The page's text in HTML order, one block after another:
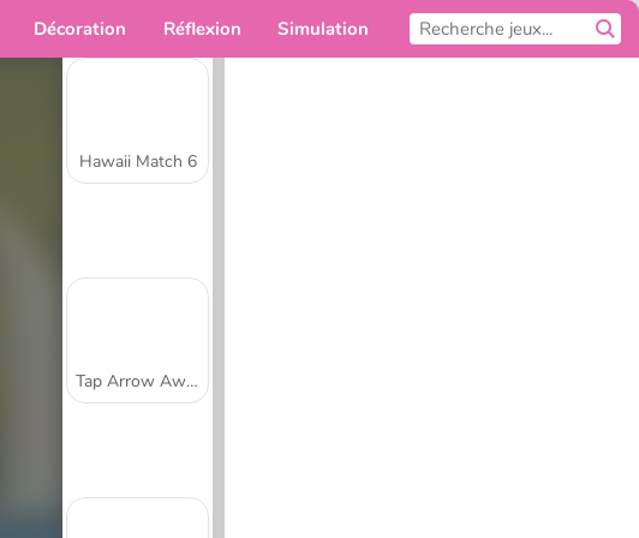
Décoration Réflexion Simulation
Hawaii Match 6
Tap Arrow Away